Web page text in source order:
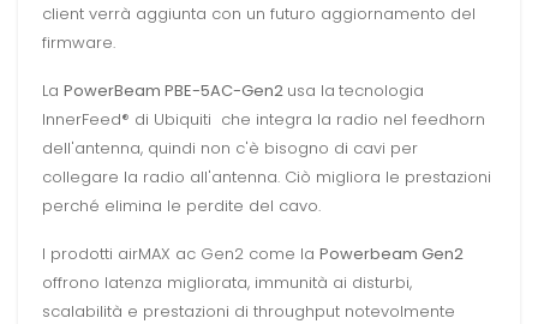
client verrà aggiunta con un futuro aggiornamento del
firmware.
La PowerBeam PBE-5AC-Gen2 usa la tecnologia
InnerFeed® di Ubiquiti che integra la radio nel feedhorn
dell'antenna, quindi non c'è bisogno di cavi per
collegare la radio all'antenna. Ciò migliora le prestazioni
perché elimina le perdite del cavo.
I prodotti airMAX ac Gen2 come la Powerbeam Gen2
offrono latenza migliorata, immunità ai disturbi,
scalabilità e prestazioni di throughput notevolmente